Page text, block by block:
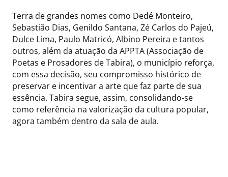
Terra de grandes nomes como Dedé Monteiro,
Sebastião Dias, Genildo Santana, Zé Carlos do Pajeú,
Dulce Lima, Paulo Matricó, Albino Pereira e tantos
outros, além da atuação da APPTA (Associação de
Poetas e Prosadores de Tabira), o município reforça,
com essa decisão, seu compromisso histórico de
preservar e incentivar a arte que faz parte de sua
essência. Tabira segue, assim, consolidando-se
como referência na valorização da cultura popular,
agora também dentro da sala de aula.